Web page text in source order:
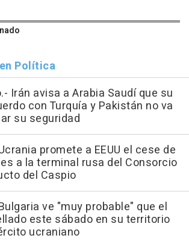
Política
Irán avisa a Arabia Saudí que su
con Turquía y Pakistán no va
su seguridad
promete a EEUU el cese de
a la terminal rusa del Consorcio
del Caspio
ve "muy probable" que el
este sábado en su territorio
ucraniano